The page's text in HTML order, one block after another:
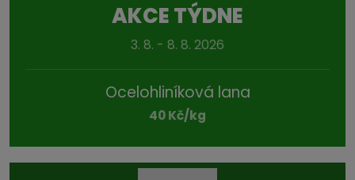
AKCE TÝDNE
3. 8. - 8. 8. 2026
Ocelohliníková lana
40 Kč/kg